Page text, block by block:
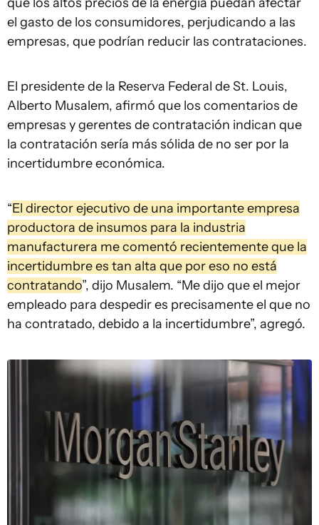
el gasto de los consumidores, perjudicando a las
empresas, que podrían reducir las contrataciones.
El presidente de la Reserva Federal de St. Louis,
Alberto Musalem, afirmó que los comentarios de
empresas y gerentes de contratación indican que
la contratación sería más sólida de no ser por la
incertidumbre económica.
“El director ejecutivo de una importante empresa
productora de insumos para la industria
manufacturera me comentó recientemente que la
incertidumbre es tan alta que por eso no está
contratando”, dijo Musalem. “Me dijo que el mejor
empleado para despedir es precisamente el que no
ha contratado, debido a la incertidumbre”, agregó.